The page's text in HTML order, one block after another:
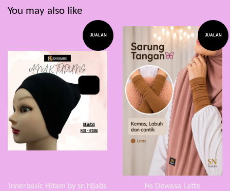
You may also like
JUALAN
Innerbasic Hitam by sn hijabs
JUALAN
Hs Dewasa Latte